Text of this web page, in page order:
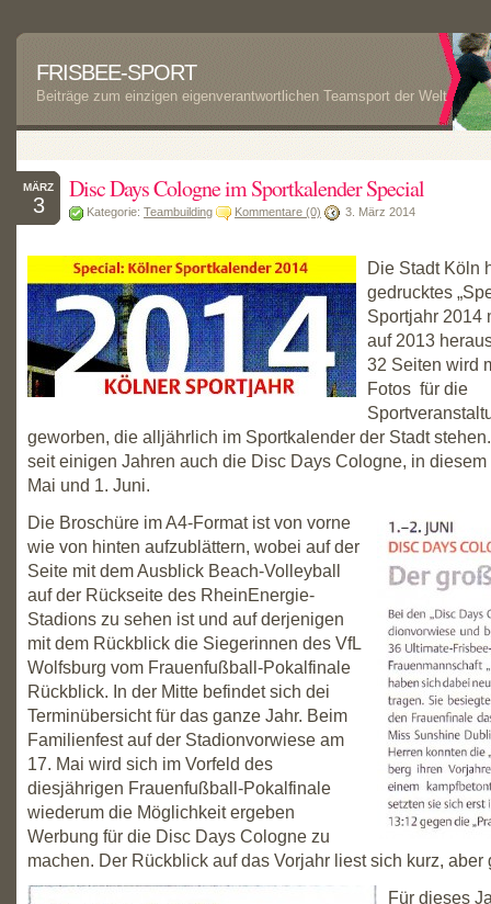
FRISBEE-SPORT
Beiträge zum einzigen eigenverantwortlichen Teamsport der Welt
MÄRZ
3
Disc Days Cologne im Sportkalender Special
Kategorie: Teambuilding Kommentare (0) 3. März 2014
Die Stadt Köln
gedrucktes
Sportjahr 2014
auf 2013
32 Seiten wird
Fotos für die
geworben, die alljährlich im Sportkalender der Stadt
seit einigen Jahren auch die Disc Days Cologne, in diesem
Mai und 1. Juni.
Die Broschüre im A4-Format ist von vorne
wie von hinten aufzublättern, wobei auf der
Seite mit dem Ausblick Beach-Volleyball
auf der Rückseite des RheinEnergie-
Stadions zu sehen ist und auf derjenigen
mit dem Rückblick die Siegerinnen des VfL
Wolfsburg vom Frauenfußball-Pokalfinale
Rückblick. In der Mitte befindet sich dei
Terminübersicht für das ganze Jahr. Beim
Familienfest auf der Stadionvorwiese am
17. Mai wird sich im Vorfeld des
diesjährigen Frauenfußball-Pokalfinale
wiederum die Möglichkeit ergeben
Werbung für die Disc Days Cologne zu
machen. Der Rückblick auf das Vorjahr liest sich kurz, aber
Für dieses